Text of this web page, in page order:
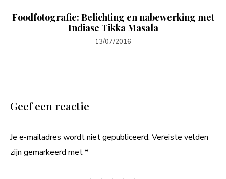
Foodfotografie: Belichting en nabewerking met
Indiase Tikka Masala
13/07/2016
Geef een reactie
Je e-mailadres wordt niet gepubliceerd. Vereiste velden
zijn gemarkeerd met*